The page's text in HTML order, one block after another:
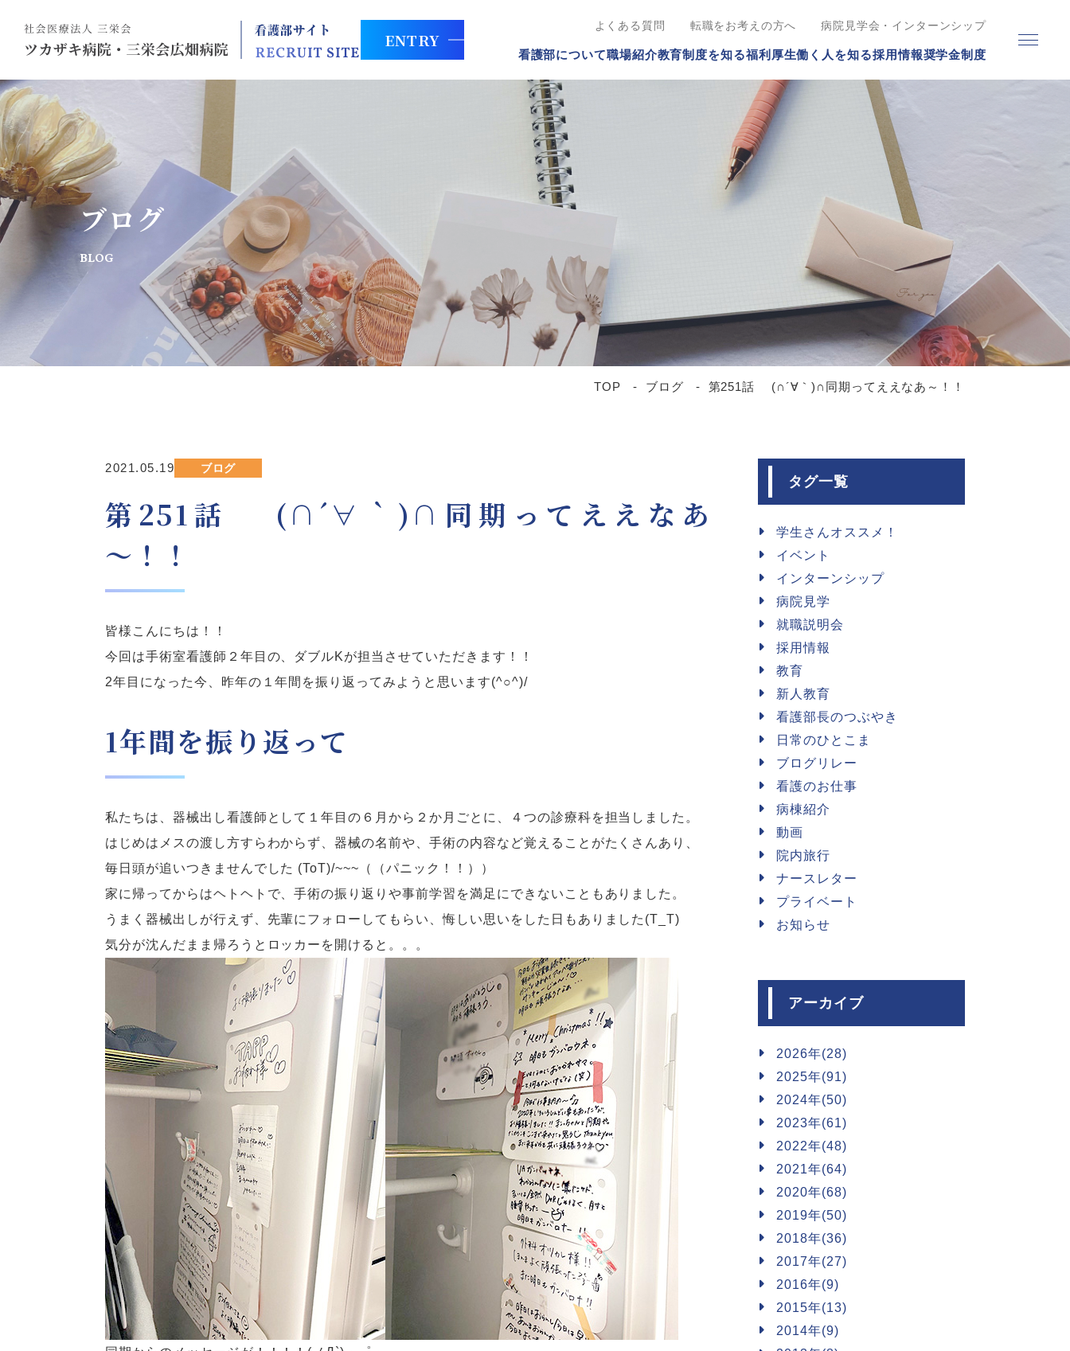
ENTRY
よくある質問 転職をお考えの方へ 病院見学会・インターンシップ
看護部について職場紹介教育制度を知る福利厚生働く人を知る採用情報奨学金制度
ブログ
BLOG
TOP ブログ 第251話 (∩´∀｀)∩同期ってええなあ～！！
2021.05.19 ブログ
第251話 (∩´∀｀)∩同期ってええなあ
～！！
皆様こんにちは！！
今回は手術室看護師２年目の、ダブルKが担当させていただきます！！
2年目になった今、昨年の１年間を振り返ってみようと思います(^○^)/
1年間を振り返って
私たちは、器械出し看護師として１年目の６月から２か月ごとに、４つの診療科を担当しました。
はじめはメスの渡し方すらわからず、器械の名前や、手術の内容など覚えることがたくさんあり、
毎日頭が追いつきませんでした (ToT)/~~~（（パニック！！））
家に帰ってからはヘトヘトで、手術の振り返りや事前学習を満足にできないこともありました。
うまく器械出しが行えず、先輩にフォローしてもらい、悔しい思いをした日もありました(T_T)
気分が沈んだまま帰ろうとロッカーを開けると。。。
タグ一覧
学生さんオススメ！
イベント
インターンシップ
病院見学
就職説明会
採用情報
教育
新人教育
看護部長のつぶやき
日常のひとこま
ブログリレー
看護のお仕事
病棟紹介
動画
院内旅行
ナースレター
プライベート
お知らせ
アーカイブ
2026年(28)
2025年(91)
2024年(50)
2023年(61)
2022年(48)
2021年(64)
2020年(68)
2019年(50)
2018年(36)
2017年(27)
2016年(9)
2015年(13)
2014年(9)